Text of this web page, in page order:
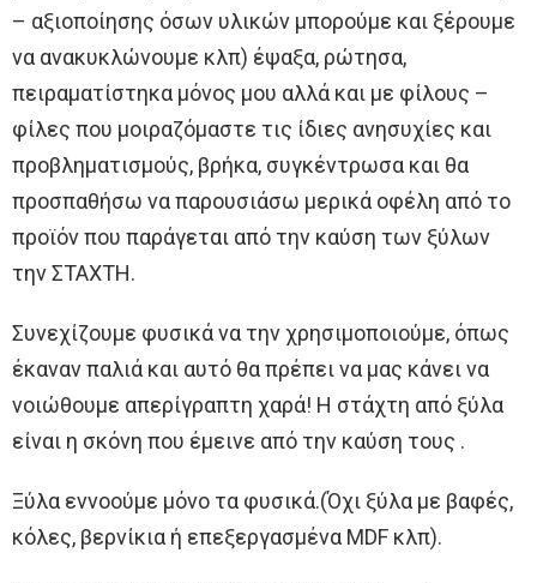
– αξιοποίησης όσων υλικών μπορούμε και ξέρουμε
να ανακυκλώνουμε κλπ) έψαξα, ρώτησα,
πειραματίστηκα μόνος μου αλλά και με φίλους –
φίλες που μοιραζόμαστε τις ίδιες ανησυχίες και
προβληματισμούς, βρήκα, συγκέντρωσα και θα
προσπαθήσω να παρουσιάσω μερικά οφέλη από το
προϊόν που παράγεται από την καύση των ξύλων
την ΣΤΑΧΤΗ.
Συνεχίζουμε φυσικά να την χρησιμοποιούμε, όπως
έκαναν παλιά και αυτό θα πρέπει να μας κάνει να
νοιώθουμε απερίγραπτη χαρά! Η στάχτη από ξύλα
είναι η σκόνη που έμεινε από την καύση τους .
Ξύλα εννοούμε μόνο τα φυσικά.(Όχι ξύλα με βαφές,
κόλες, βερνίκια ή επεξεργασμένα MDF κλπ).